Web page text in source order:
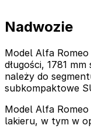
Nadwozie
Model Alfa
długości, 1781
należy do
subkompaktowe
Model Alfa
lakieru, w tym w